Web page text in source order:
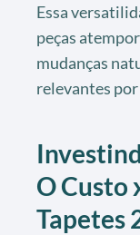
Essa
peças
mudanças
relevantes
O Custo
Tapetes